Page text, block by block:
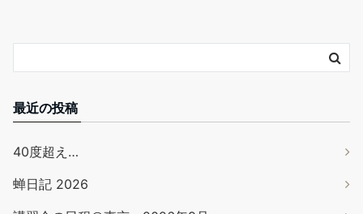
最近の投稿
40度超え…
蝉日記 2026